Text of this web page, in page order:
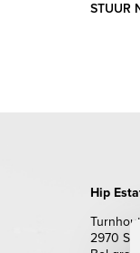
STUUR
Hip
2970